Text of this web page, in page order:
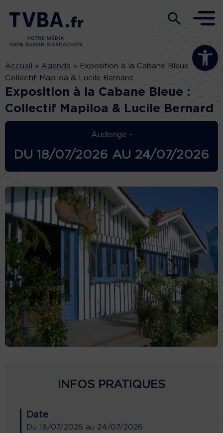
Ouvrir la
Accueil » Agenda » Exposition à la Cabane Bleue :
Collectif Mapiloa & Lucile Bernard
Exposition à la Cabane Bleue :
Collectif Mapiloa & Lucile Bernard
Audenge -
DU 18/07/2026 AU 24/07/2026
INFOS PRATIQUES
Date
Du 18/07/2026 au 24/07/2026